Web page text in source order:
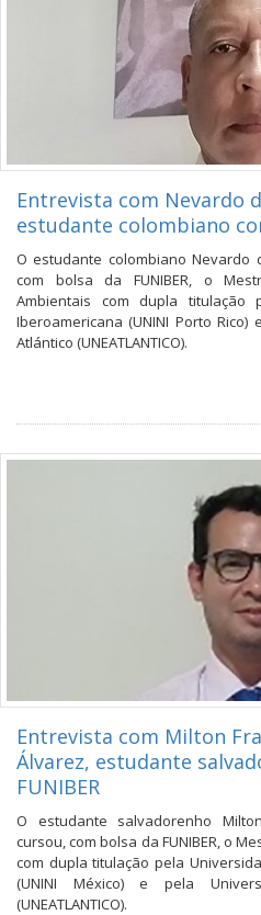
Entrevista com Nevardo
estudante colombiano
O estudante colombiano Nevardo
com bolsa da FUNIBER, o
Ambientais com dupla titulação
Iberoamericana (UNINI Porto
Atlántico (UNEATLANTICO).
Entrevista com Milton
Álvarez, estudante
FUNIBER
O estudante salvadorenho
cursou, com bolsa da FUNIBER, o
com dupla titulação pela
(UNINI México) e pela
(UNEATLANTICO).